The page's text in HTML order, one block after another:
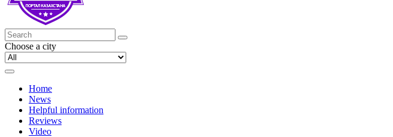
Choose a city
Home
News
Helpful information
Reviews
Video